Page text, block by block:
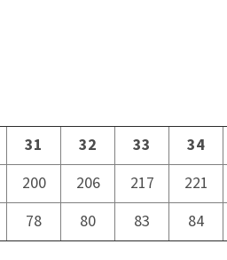
31 32 33 34
200 206 217 221
78 80 83 84